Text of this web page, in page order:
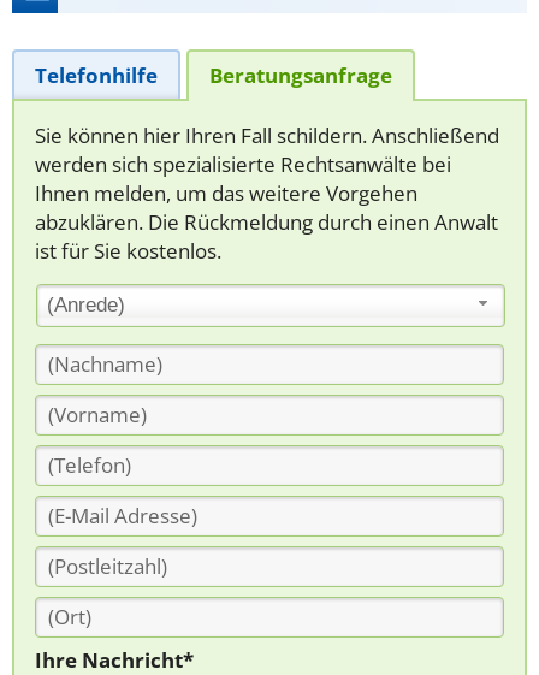
Telefonhilfe Beratungsanfrage
Sie können hier Ihren Fall schildern. Anschließend
werden sich spezialisierte Rechtsanwälte bei
Ihnen melden, um das weitere Vorgehen
abzuklären. Die Rückmeldung durch einen Anwalt
ist für Sie kostenlos.
(Anrede)
Ihre Nachricht*